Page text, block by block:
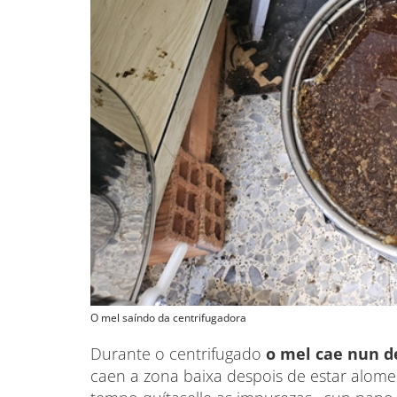
O mel saíndo da centrifugadora
Durante o centrifugado o mel cae nun
caen a zona baixa despois de estar